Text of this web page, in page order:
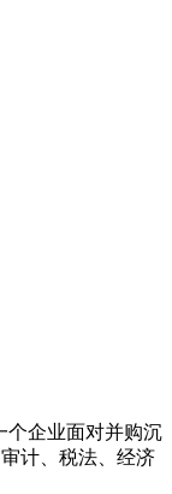
企业面对并购沉
计、税法、经济